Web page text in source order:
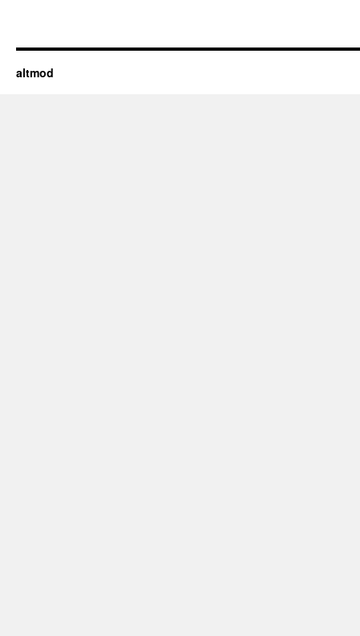
altmod